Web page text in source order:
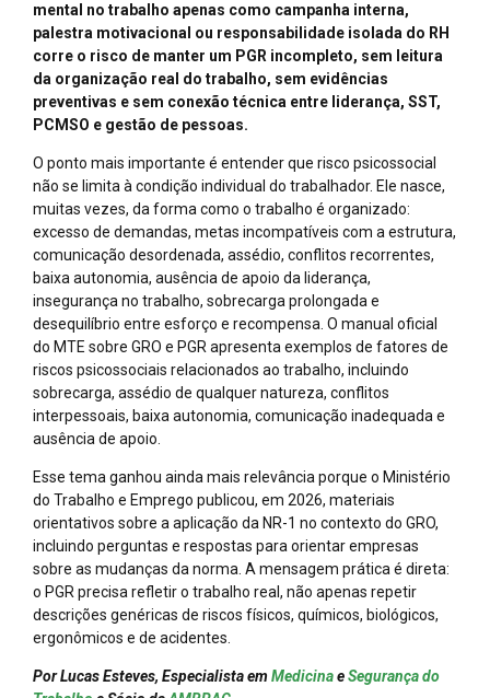
mental no trabalho apenas como campanha interna,
palestra motivacional ou responsabilidade isolada do RH
corre o risco de manter um PGR incompleto, sem leitura
da organização real do trabalho, sem evidências
preventivas e sem conexão técnica entre liderança, SST,
PCMSO e gestão de pessoas.
O ponto mais importante é entender que risco psicossocial
não se limita à condição individual do trabalhador. Ele nasce,
muitas vezes, da forma como o trabalho é organizado:
excesso de demandas, metas incompatíveis com a estrutura,
comunicação desordenada, assédio, conflitos recorrentes,
baixa autonomia, ausência de apoio da liderança,
insegurança no trabalho, sobrecarga prolongada e
desequilíbrio entre esforço e recompensa. O manual oficial
do MTE sobre GRO e PGR apresenta exemplos de fatores de
riscos psicossociais relacionados ao trabalho, incluindo
sobrecarga, assédio de qualquer natureza, conflitos
interpessoais, baixa autonomia, comunicação inadequada e
ausência de apoio.
Esse tema ganhou ainda mais relevância porque o Ministério
do Trabalho e Emprego publicou, em 2026, materiais
orientativos sobre a aplicação da NR-1 no contexto do GRO,
incluindo perguntas e respostas para orientar empresas
sobre as mudanças da norma. A mensagem prática é direta:
o PGR precisa refletir o trabalho real, não apenas repetir
descrições genéricas de riscos físicos, químicos, biológicos,
ergonômicos e de acidentes.
Por Lucas Esteves, Especialista emMedicinaeSegurança do